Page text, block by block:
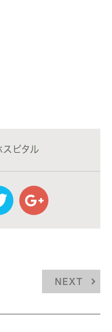
スピタル
NEXT